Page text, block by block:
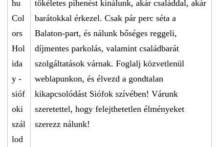
tökéletes pihenést kínálunk, akár családdal, akár
barátokkal érkezel. Csak pár perc séta a
Balaton-part, és nálunk bőséges reggeli,
díjmentes parkolás, valamint családbarát
szolgáltatások várnak. Foglalj közvetlenül
weblapunkon, és élvezd a gondtalan
kikapcsolódást Siófok szívében! Várunk
szeretettel, hogy felejthetetlen élményeket
szerezz nálunk!